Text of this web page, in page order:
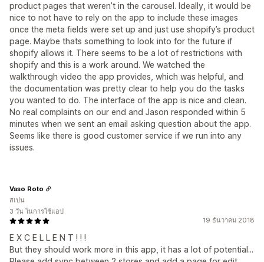
product pages that weren’t in the carousel. Ideally, it would be
nice to not have to rely on the app to include these images
once the meta fields were set up and just use shopify’s product
page. Maybe thats something to look into for the future if
shopify allows it. There seems to be a lot of restrictions with
shopify and this is a work around. We watched the
walkthrough video the app provides, which was helpful, and
the documentation was pretty clear to help you do the tasks
you wanted to do. The interface of the app is nice and clean.
No real complaints on our end and Jason responded within 5
minutes when we sent an email asking question about the app.
Seems like there is good customer service if we run into any
issues.
19 ธันวาคม 2018
E X C E L L E N T ! ! !
But they should work more in this app, it has a lot of potential...
Vaso Roto
สเปน
3 วัน ในการใช้แอป